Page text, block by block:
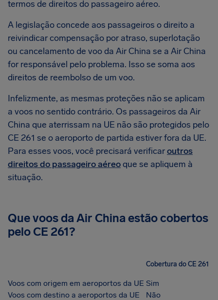
termos de direitos do passageiro aéreo.
A legislação concede aos passageiros o direito a
reivindicar compensação por atraso, superlotação
ou cancelamento de voo da Air China se a Air China
for responsável pelo problema. Isso se soma aos
direitos de reembolso de um voo.
Infelizmente, as mesmas proteções não se aplicam
a voos no sentido contrário. Os passageiros da Air
China que aterrissam na UE não são protegidos pelo
CE 261 se o aeroporto de partida estiver fora da UE.
Para esses voos, você precisará verificaroutros
direitos do passageiro aéreoque se apliquem à
situação.
Que voos da Air China estão cobertos
pelo CE 261?
Cobertura do CE 261
Voos com origem em aeroportos da UE Sim
Voos com destino a aeroportos da UE
Não